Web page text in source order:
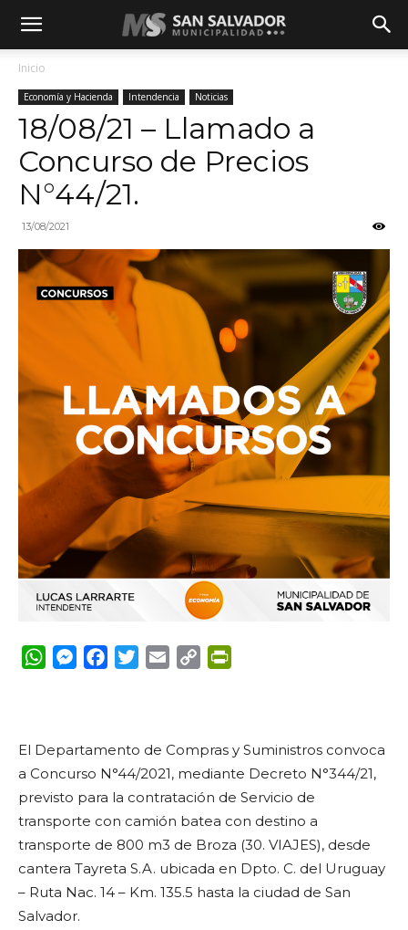
Inicio
Economía y Hacienda Intendencia Noticias
18/08/21 – Llamado a
Concurso de Precios
N°44/21.
13/08/2021
WhatsApp
Messenger
FacebookTwitterEmail Copy
El Departamento de Compras y Suministros convoca
a Concurso N°44/2021, mediante Decreto N°344/21,
previsto para la contratación de Servicio de
transporte con camión batea con destino a
transporte de 800 m3 de Broza (30. VIAJES), desde
cantera Tayreta S.A. ubicada en Dpto. C. del Uruguay
– Ruta Nac. 14 – Km. 135.5 hasta la ciudad de San
Salvador.